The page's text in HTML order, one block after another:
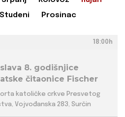
Studeni Prosinac
18:00h
8. godišnjice
čitaonice Fischer
katoličke crkve Presvetog
Vojvođanska 283, Surčin